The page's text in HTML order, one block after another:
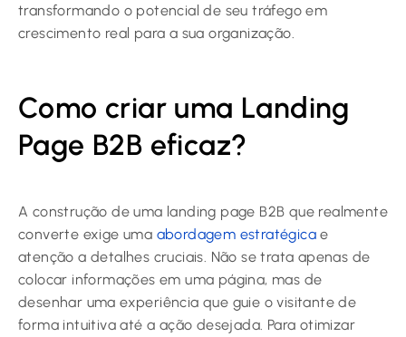
transformando o potencial de seu tráfego em
crescimento real para a sua organização.
Como criar uma Landing
Page B2B eficaz?
A construção de uma landing page B2B que realmente
converte exige uma abordagem estratégica e
atenção a detalhes cruciais. Não se trata apenas de
colocar informações em uma página, mas de
desenhar uma experiência que guie o visitante de
forma intuitiva até a ação desejada. Para otimizar